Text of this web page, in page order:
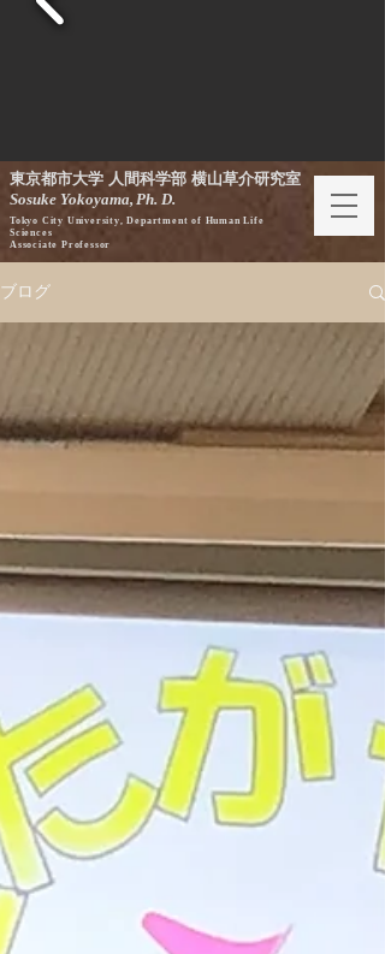
東京都市大学 人間科学部 横山草介研究室
Sosuke Yokoyama, Ph. D.
Tokyo City University, Department of Human Life
Sciences
Associate Professor
ブログ